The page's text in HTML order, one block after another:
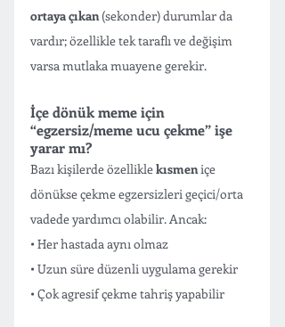
ortaya çıkan (sekonder) durumlar da
vardır; özellikle tek taraflı ve değişim
varsa mutlaka muayene gerekir.
İçe dönük meme için
“egzersiz/meme ucu çekme” işe
yarar mı?
Bazı kişilerde özellikle kısmen içe
dönükse çekme egzersizleri geçici/orta
vadede yardımcı olabilir. Ancak:
• Her hastada aynı olmaz
• Uzun süre düzenli uygulama gerekir
• Çok agresif çekme tahriş yapabilir